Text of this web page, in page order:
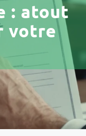
: atout
votre